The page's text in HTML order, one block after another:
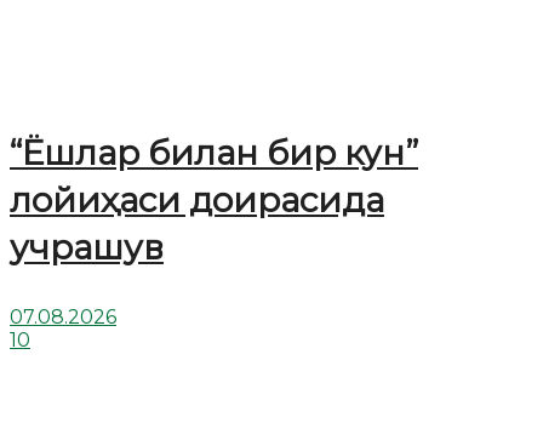
“Ёшлар билан бир кун”
лойиҳаси доирасида
учрашув
07.08.2026
10